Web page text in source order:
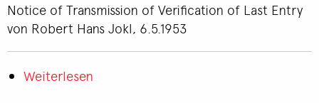
Notice of Transmission of Verification of Last Entry
von Robert Hans Jokl, 6.5.1953
Weiterlesen